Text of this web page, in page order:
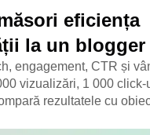
eficiența
la un blogger
engagement, CTR și
vizualizări, 1 000
rezultatele cu